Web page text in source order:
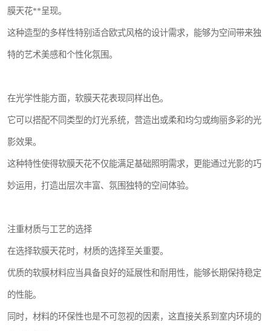
膜天花**呈现。
这种造型的多样性特别适合欧式风格的设计需求，能够为空间带来独
特的艺术美感和个性化氛围。
在光学性能方面，软膜天花表现同样出色。
它可以搭配不同类型的灯光系统，营造出或柔和均匀或绚丽多彩的光
影效果。
这种特性使得软膜天花不仅能满足基础照明需求，更能通过光影的巧
妙运用，打造出层次丰富、氛围独特的空间体验。
注重材质与工艺的选择
在选择软膜天花时，材质的选择至关重要。
优质的软膜材料应当具备良好的延展性和耐用性，能够长期保持稳定
的性能。
同时，材料的环保性也是不可忽视的因素，这直接关系到室内环境的